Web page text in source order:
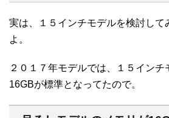
実は、１５インチモデルを検討して
よ。
２０１７年モデルでは、１５インチ
16GBが標準となってたので。